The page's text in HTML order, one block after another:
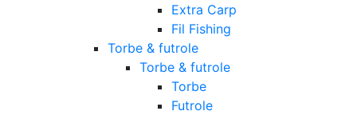
Extra Carp
Fil Fishing
Torbe & futrole
Torbe & futrole
Torbe
Futrole